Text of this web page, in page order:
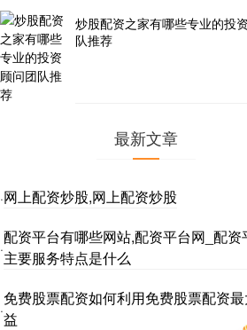
炒股配资之家有哪些专业的投
队推荐
最新文章
·网上配资炒股,网上配资炒股
·
配资平台有哪些网站,配资平台网_配资
主要服务特点是什么
·
免费股票配资如何利用免费股票配资
益